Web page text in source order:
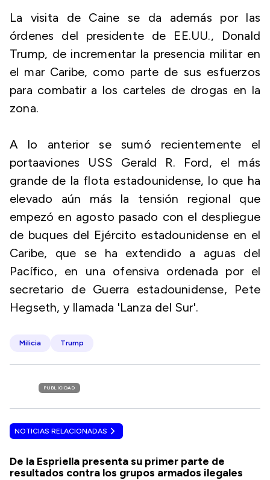
La visita de Caine se da además por las
órdenes del presidente de EE.UU., Donald
Trump, de incrementar la presencia militar en
el mar Caribe, como parte de sus esfuerzos
para combatir a los carteles de drogas en la
zona.
A lo anterior se sumó recientemente el
portaaviones USS Gerald R. Ford, el más
grande de la flota estadounidense, lo que ha
elevado aún más la tensión regional que
empezó en agosto pasado con el despliegue
de buques del Ejército estadounidense en el
Caribe, que se ha extendido a aguas del
Pacífico, en una ofensiva ordenada por el
secretario de Guerra estadounidense, Pete
Hegseth, y llamada 'Lanza del Sur'.
Milicia Trump
PUBLICIDAD
NOTICIAS RELACIONADAS
De la Espriella presenta su primer parte de
resultados contra los grupos armados ilegales